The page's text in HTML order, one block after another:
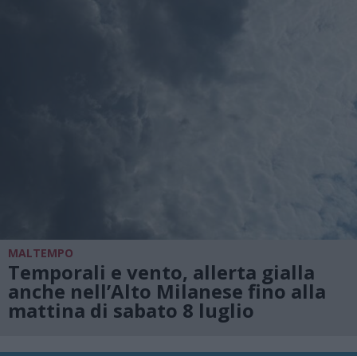
MALTEMPO
Temporali e vento, allerta gialla
anche nell’Alto Milanese fino alla
mattina di sabato 8 luglio